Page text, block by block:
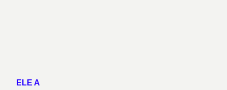
ELE A